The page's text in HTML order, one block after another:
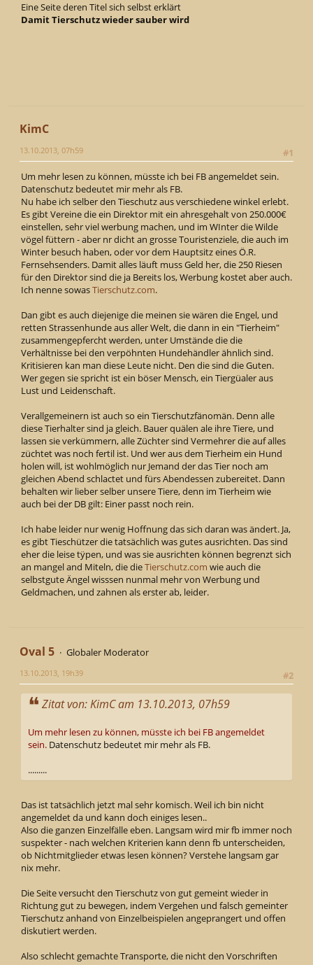
Eine Seite deren Titel sich selbst erklärt
Damit Tierschutz wieder sauber wird
KimC
#1
13.10.2013, 07h59
Um mehr lesen zu können, müsste ich bei FB angemeldet sein.
Datenschutz bedeutet mir mehr als FB.
Nu habe ich selber den Tieschutz aus verschiedene winkel erlebt.
Es gibt Vereine die ein Direktor mit ein ahresgehalt von 250.000€
einstellen, sehr viel werbung machen, und im WInter die Wilde
vögel füttern - aber nr dicht an grosse Touristenziele, die auch im
Winter besuch haben, oder vor dem Hauptsitz eines Ö.R.
Fernsehsenders. Damit alles läuft muss Geld her, die 250 Riesen
für den Direktor sind die ja Bereits los, Werbung kostet aber auch.
Ich nenne sowasTierschutz.com.
Dan gibt es auch diejenige die meinen sie wären die Engel, und
retten Strassenhunde aus aller Welt, die dann in ein "Tierheim"
zusammengepfercht werden, unter Umstände die die
Verhältnisse bei den verpöhnten Hundehändler ähnlich sind.
Kritisieren kan man diese Leute nicht. Den die sind die Guten.
Wer gegen sie spricht ist ein böser Mensch, ein Tiergüaler aus
Lust und Leidenschaft.
Verallgemeinern ist auch so ein Tierschutzfänomän. Denn alle
diese Tierhalter sind ja gleich. Bauer quälen ale ihre Tiere, und
lassen sie verkümmern, alle Züchter sind Vermehrer die auf alles
züchtet was noch fertil ist. Und wer aus dem Tierheim ein Hund
holen will, ist wohlmöglich nur Jemand der das Tier noch am
gleichen Abend schlactet und fürs Abendessen zubereitet. Dann
behalten wir lieber selber unsere Tiere, denn im Tierheim wie
auch bei der DB gilt: Einer passt noch rein.
Ich habe leider nur wenig Hoffnung das sich daran was ändert. Ja,
es gibt Tieschützer die tatsächlich was gutes ausrichten. Das sind
eher die leise tÿpen, und was sie ausrichten können begrenzt sich
an mangel and Miteln, die dieTierschutz.com wie auch die
selbstgute Ängel wisssen nunmal mehr von Werbung und
Geldmachen, und zahnen als erster ab, leider.
Oval 5
Globaler Moderator
#2
13.10.2013, 19h39
Zitat von: KimC am 13.10.2013, 07h59
Um mehr lesen zu können, müsste ich bei FB angemeldet
sein. Datenschutz bedeutet mir mehr als FB.
.........
Das ist tatsächlich jetzt mal sehr komisch. Weil ich bin nicht
angemeldet da und kann doch einiges lesen..
Also die ganzen Einzelfälle eben. Langsam wird mir fb immer noch
suspekter - nach welchen Kriterien kann denn fb unterscheiden,
ob Nichtmitglieder etwas lesen können? Verstehe langsam gar
nix mehr.
Die Seite versucht den Tierschutz von gut gemeint wieder in
Richtung gut zu bewegen, indem Vergehen und falsch gemeinter
Tierschutz anhand von Einzelbeispielen angeprangert und offen
diskutiert werden.
Also schlecht gemachte Transporte, die nicht den Vorschriften